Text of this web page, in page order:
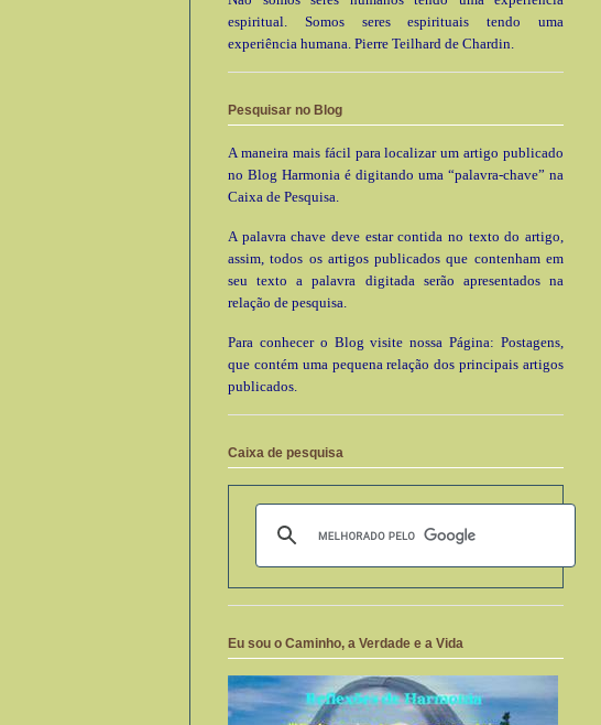
espiritual. Somos seres espirituais tendo uma
experiência humana. Pierre Teilhard de Chardin.
Pesquisar no Blog
A maneira mais fácil para localizar um artigo publicado
no Blog Harmonia é digitando uma “palavra-chave” na
Caixa de Pesquisa.
A palavra chave deve estar contida no texto do artigo,
assim, todos os artigos publicados que contenham em
seu texto a palavra digitada serão apresentados na
relação de pesquisa.
Para conhecer o Blog visite nossa Página: Postagens,
que contém uma pequena relação dos principais artigos
publicados.
Caixa de pesquisa
Eu sou o Caminho, a Verdade e a Vida